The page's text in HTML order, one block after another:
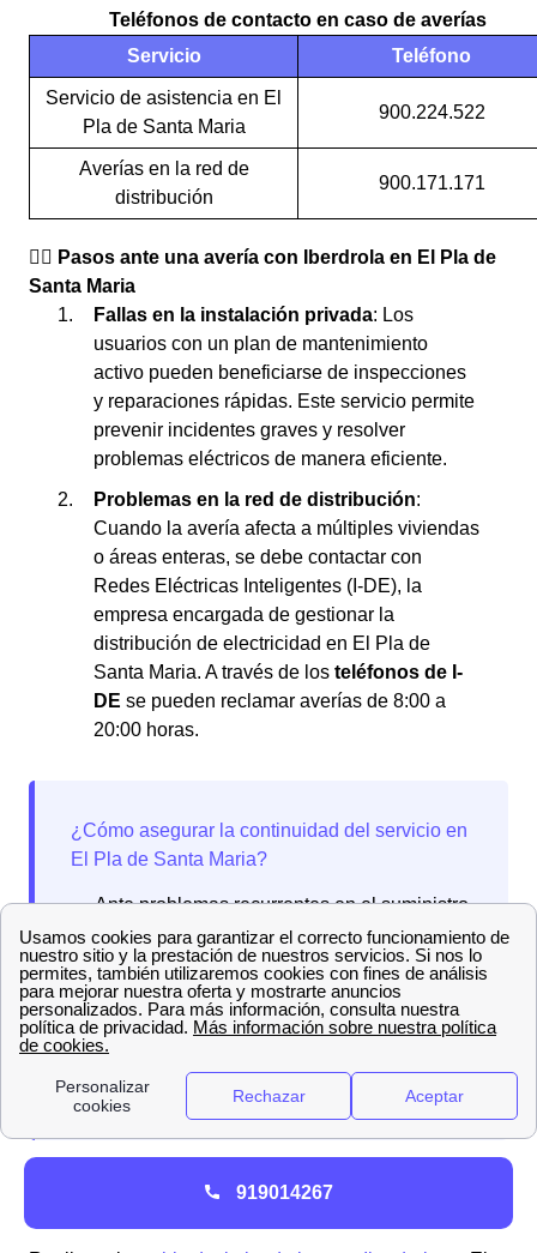
Teléfonos de contacto en caso de averías
Servicio
Teléfono
Servicio de asistencia en El
Pla de Santa Maria
900.224.522
Averías en la red de
distribución
900.171.171
👉🏼 Pasos ante una avería con Iberdrola en El Pla de
Santa Maria
Fallas en la instalación privada: Los
usuarios con un plan de mantenimiento
activo pueden beneficiarse de inspecciones
y reparaciones rápidas. Este servicio permite
prevenir incidentes graves y resolver
problemas eléctricos de manera eficiente.
Problemas en la red de distribución:
Cuando la avería afecta a múltiples viviendas
o áreas enteras, se debe contactar con
Redes Eléctricas Inteligentes (I-DE), la
empresa encargada de gestionar la
distribución de electricidad en El Pla de
Santa Maria. A través de los teléfonos de I-
DE se pueden reclamar averías de 8:00 a
20:00 horas.
Cambio de titular de suministro eléctrico con
919014267